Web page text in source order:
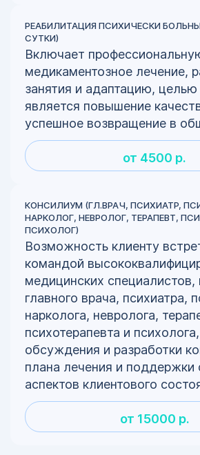
РЕАБИЛИТАЦИЯ ПСИХИЧЕСКИ
СУТКИ)
Включает
медикаментозное лечение,
занятия и адаптацию, целью
является повышение
успешное возвращение в
от 4500 р.
КОНСИЛИУМ (ГЛ.ВРАЧ, ПСИХИАТР,
НАРКОЛОГ, НЕВРОЛОГ, ТЕРАПЕВТ,
ПСИХОЛОГ)
Возможность клиенту
командой
медицинских специалистов,
главного врача, психиатра,
нарколога, невролога,
психотерапевта и
обсуждения и разработки
плана лечения и поддержки
аспектов клиентового
от 15000 р.